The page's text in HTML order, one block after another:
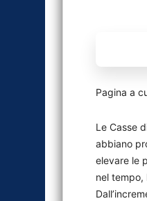
Pagina a
Le Casse
abbiano
elevare le
nel tempo,